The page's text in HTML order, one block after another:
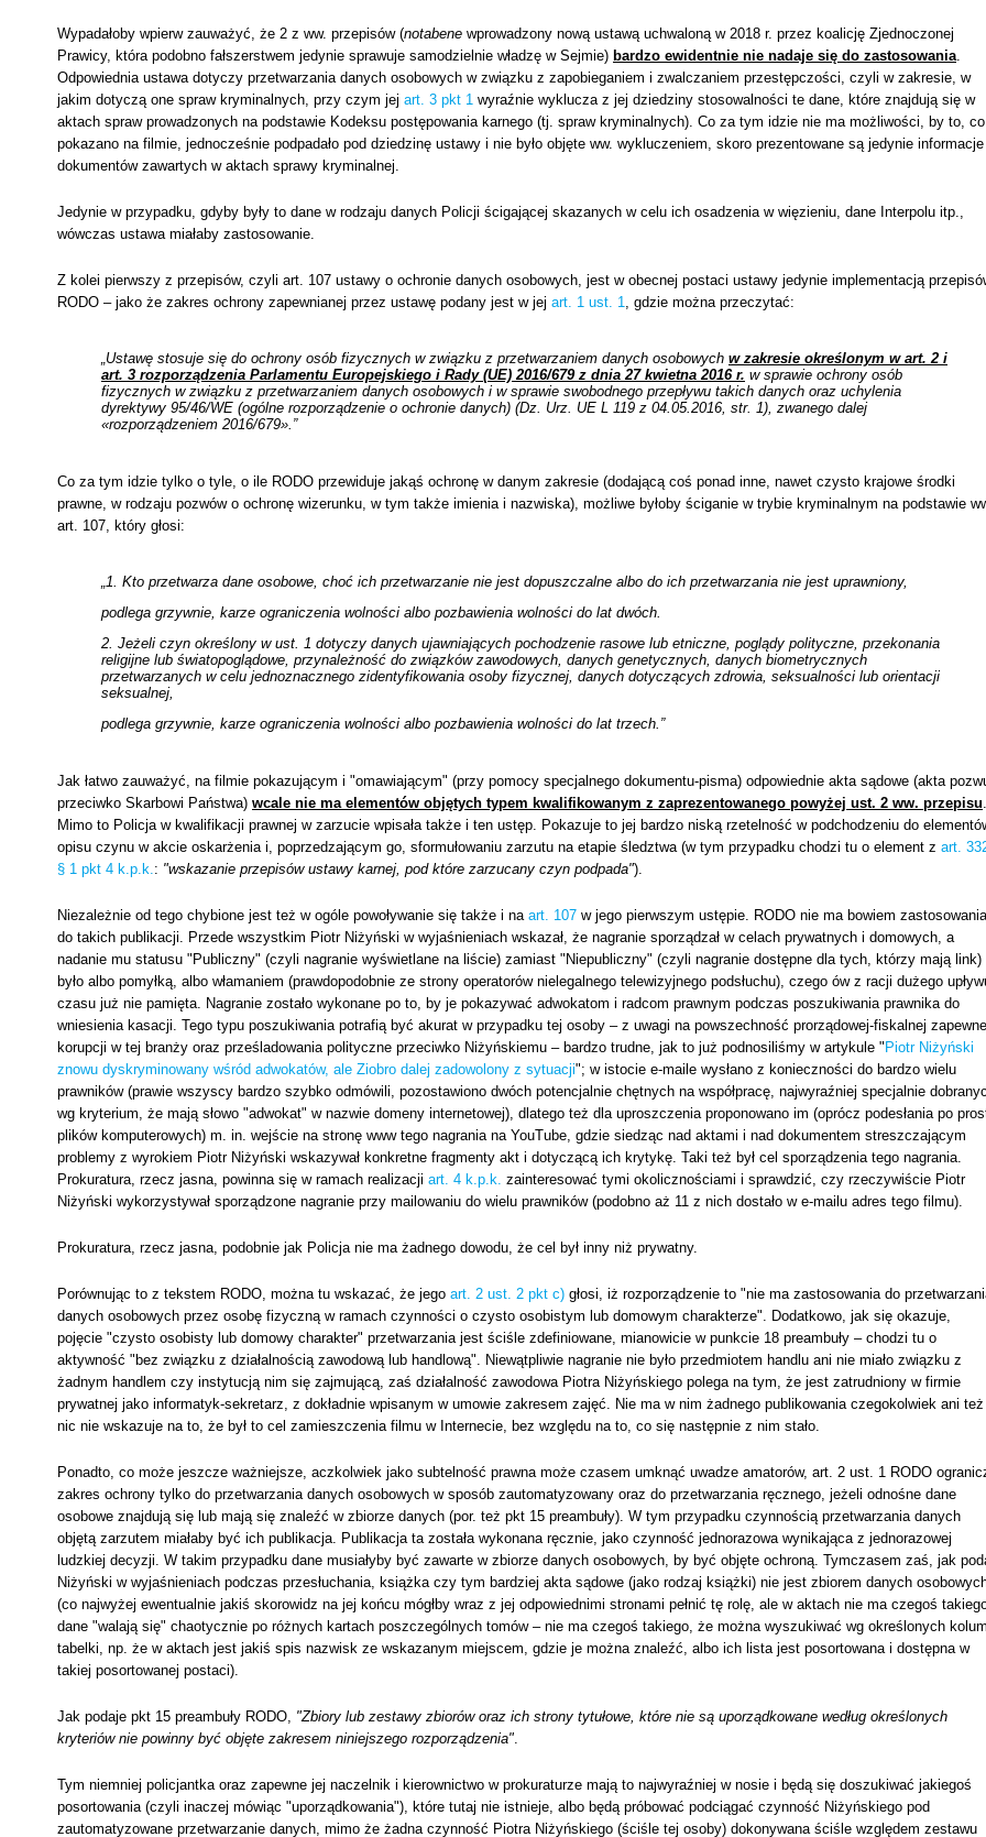
Wypadałoby wpierw zauważyć, że 2 z ww. przepisów (notabene wprowadzony nową ustawą uchwaloną w 2018 r. przez koalicję Zjednoczonej
Prawicy, która podobno fałszerstwem jedynie sprawuje samodzielnie władzę w Sejmie) bardzo ewidentnie nie nadaje się do zastosowania.
Odpowiednia ustawa dotyczy przetwarzania danych osobowych w związku z zapobieganiem i zwalczaniem przestępczości, czyli w zakresie, w
jakim dotyczą one spraw kryminalnych, przy czym jej art. 3 pkt 1 wyraźnie wyklucza z jej dziedziny stosowalności te dane, które znajdują się w
aktach spraw prowadzonych na podstawie Kodeksu postępowania karnego (tj. spraw kryminalnych). Co za tym idzie nie ma możliwości, by to, co
pokazano na filmie, jednocześnie podpadało pod dziedzinę ustawy i nie było objęte ww. wykluczeniem, skoro prezentowane są jedynie
dokumentów zawartych w aktach sprawy kryminalnej.
Jedynie w przypadku, gdyby były to dane w rodzaju danych Policji ścigającej skazanych w celu ich osadzenia w więzieniu, dane Interpolu itp.,
wówczas ustawa miałaby zastosowanie.
Z kolei pierwszy z przepisów, czyli art. 107 ustawy o ochronie danych osobowych, jest w obecnej postaci ustawy jedynie implementacją
RODO – jako że zakres ochrony zapewnianej przez ustawę podany jest w jej art. 1 ust. 1, gdzie można przeczytać:
„Ustawę stosuje się do ochrony osób fizycznych w związku z przetwarzaniem danych osobowych w zakresie określonym w art. 2 i
art. 3 rozporządzenia Parlamentu Europejskiego i Rady (UE) 2016/679 z dnia 27 kwietna 2016 r. w sprawie ochrony osób
fizycznych w związku z przetwarzaniem danych osobowych i w sprawie swobodnego przepływu takich danych oraz uchylenia
dyrektywy 95/46/WE (ogólne rozporządzenie o ochronie danych) (Dz. Urz. UE L 119 z 04.05.2016, str. 1), zwanego dalej
«rozporządzeniem 2016/679».”
Co za tym idzie tylko o tyle, o ile RODO przewiduje jakąś ochronę w danym zakresie (dodającą coś ponad inne, nawet czysto krajowe środki
prawne, w rodzaju pozwów o ochronę wizerunku, w tym także imienia i nazwiska), możliwe byłoby ściganie w trybie kryminalnym na podstawie
art. 107, który głosi:
„1. Kto przetwarza dane osobowe, choć ich przetwarzanie nie jest dopuszczalne albo do ich przetwarzania nie jest uprawniony,
podlega grzywnie, karze ograniczenia wolności albo pozbawienia wolności do lat dwóch.
2. Jeżeli czyn określony w ust. 1 dotyczy danych ujawniających pochodzenie rasowe lub etniczne, poglądy polityczne, przekonania
religijne lub światopoglądowe, przynależność do związków zawodowych, danych genetycznych, danych biometrycznych
przetwarzanych w celu jednoznacznego zidentyfikowania osoby fizycznej, danych dotyczących zdrowia, seksualności lub orientacji
seksualnej,
podlega grzywnie, karze ograniczenia wolności albo pozbawienia wolności do lat trzech.”
Jak łatwo zauważyć, na filmie pokazującym i "omawiającym" (przy pomocy specjalnego dokumentu-pisma) odpowiednie akta sądowe (akta
przeciwko Skarbowi Państwa) wcale nie ma elementów objętych typem kwalifikowanym z zaprezentowanego powyżej ust. 2 ww. przepisu.
Mimo to Policja w kwalifikacji prawnej w zarzucie wpisała także i ten ustęp. Pokazuje to jej bardzo niską rzetelność w podchodzeniu do
opisu czynu w akcie oskarżenia i, poprzedzającym go, sformułowaniu zarzutu na etapie śledztwa (w tym przypadku chodzi tu o element z art.
§ 1 pkt 4 k.p.k.: "wskazanie przepisów ustawy karnej, pod które zarzucany czyn podpada").
Niezależnie od tego chybione jest też w ogóle powoływanie się także i na art. 107 w jego pierwszym ustępie. RODO nie ma bowiem zastosowania
do takich publikacji. Przede wszystkim Piotr Niżyński w wyjaśnieniach wskazał, że nagranie sporządzał w celach prywatnych i domowych, a
nadanie mu statusu "Publiczny" (czyli nagranie wyświetlane na liście) zamiast "Niepubliczny" (czyli nagranie dostępne dla tych, którzy mają link)
było albo pomyłką, albo włamaniem (prawdopodobnie ze strony operatorów nielegalnego telewizyjnego podsłuchu), czego ów z racji dużego
czasu już nie pamięta. Nagranie zostało wykonane po to, by je pokazywać adwokatom i radcom prawnym podczas poszukiwania prawnika do
wniesienia kasacji. Tego typu poszukiwania potrafią być akurat w przypadku tej osoby – z uwagi na powszechność prorządowej-fiskalnej zapewne
korupcji w tej branży oraz prześladowania polityczne przeciwko Niżyńskiemu – bardzo trudne, jak to już podnosiliśmy w artykule " Piotr Niżyński
znowu dyskryminowany wśród adwokatów, ale Ziobro dalej zadowolony z sytuacji"; w istocie e-maile wysłano z konieczności do bardzo wielu
prawników (prawie wszyscy bardzo szybko odmówili, pozostawiono dwóch potencjalnie chętnych na współpracę, najwyraźniej specjalnie
wg kryterium, że mają słowo "adwokat" w nazwie domeny internetowej), dlatego też dla uproszczenia proponowano im (oprócz podesłania po
plików komputerowych) m. in. wejście na stronę www tego nagrania na YouTube, gdzie siedząc nad aktami i nad dokumentem streszczającym
problemy z wyrokiem Piotr Niżyński wskazywał konkretne fragmenty akt i dotyczącą ich krytykę. Taki też był cel sporządzenia tego nagrania.
Prokuratura, rzecz jasna, powinna się w ramach realizacji art. 4 k.p.k. zainteresować tymi okolicznościami i sprawdzić, czy rzeczywiście Piotr
Niżyński wykorzystywał sporządzone nagranie przy mailowaniu do wielu prawników (podobno aż 11 z nich dostało w e-mailu adres tego filmu).
Prokuratura, rzecz jasna, podobnie jak Policja nie ma żadnego dowodu, że cel był inny niż prywatny.
Porównując to z tekstem RODO, można tu wskazać, że jego art. 2 ust. 2 pkt c) głosi, iż rozporządzenie to "nie ma zastosowania do
danych osobowych przez osobę fizyczną w ramach czynności o czysto osobistym lub domowym charakterze". Dodatkowo, jak się okazuje,
pojęcie "czysto osobisty lub domowy charakter" przetwarzania jest ściśle zdefiniowane, mianowicie w punkcie 18 preambuły – chodzi tu o
aktywność "bez związku z działalnością zawodową lub handlową". Niewątpliwie nagranie nie było przedmiotem handlu ani nie miało związku z
żadnym handlem czy instytucją nim się zajmującą, zaś działalność zawodowa Piotra Niżyńskiego polega na tym, że jest zatrudniony w firmie
prywatnej jako informatyk-sekretarz, z dokładnie wpisanym w umowie zakresem zajęć. Nie ma w nim żadnego publikowania czegokolwiek ani też
nic nie wskazuje na to, że był to cel zamieszczenia filmu w Internecie, bez względu na to, co się następnie z nim stało.
Ponadto, co może jeszcze ważniejsze, aczkolwiek jako subtelność prawna może czasem umknąć uwadze amatorów, art. 2 ust. 1 RODO
zakres ochrony tylko do przetwarzania danych osobowych w sposób zautomatyzowany oraz do przetwarzania ręcznego, jeżeli odnośne dane
osobowe znajdują się lub mają się znaleźć w zbiorze danych (por. też pkt 15 preambuły). W tym przypadku czynnością przetwarzania danych
objętą zarzutem miałaby być ich publikacja. Publikacja ta została wykonana ręcznie, jako czynność jednorazowa wynikająca z jednorazowej
ludzkiej decyzji. W takim przypadku dane musiałyby być zawarte w zbiorze danych osobowych, by być objęte ochroną. Tymczasem zaś, jak
Niżyński w wyjaśnieniach podczas przesłuchania, książka czy tym bardziej akta sądowe (jako rodzaj książki) nie jest zbiorem danych
(co najwyżej ewentualnie jakiś skorowidz na jej końcu mógłby wraz z jej odpowiednimi stronami pełnić tę rolę, ale w aktach nie ma czegoś
dane "walają się" chaotycznie po różnych kartach poszczególnych tomów – nie ma czegoś takiego, że można wyszukiwać wg określonych
tabelki, np. że w aktach jest jakiś spis nazwisk ze wskazanym miejscem, gdzie je można znaleźć, albo ich lista jest posortowana i dostępna w
takiej posortowanej postaci).
Jak podaje pkt 15 preambuły RODO, "Zbiory lub zestawy zbiorów oraz ich strony tytułowe, które nie są uporządkowane według określonych
kryteriów nie powinny być objęte zakresem niniejszego rozporządzenia".
Tym niemniej policjantka oraz zapewne jej naczelnik i kierownictwo w prokuraturze mają to najwyraźniej w nosie i będą się doszukiwać jakiegoś
posortowania (czyli inaczej mówiąc "uporządkowania"), które tutaj nie istnieje, albo będą próbować podciągać czynność Niżyńskiego pod
zautomatyzowane przetwarzanie danych, mimo że żadna czynność Piotra Niżyńskiego (ściśle tej osoby) dokonywana ściśle względem zestawu